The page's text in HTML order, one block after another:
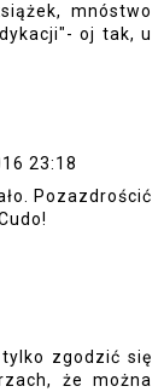
mnóstwo
oj tak, u
23:18
Pozazdrościć
zgodzić się
że można